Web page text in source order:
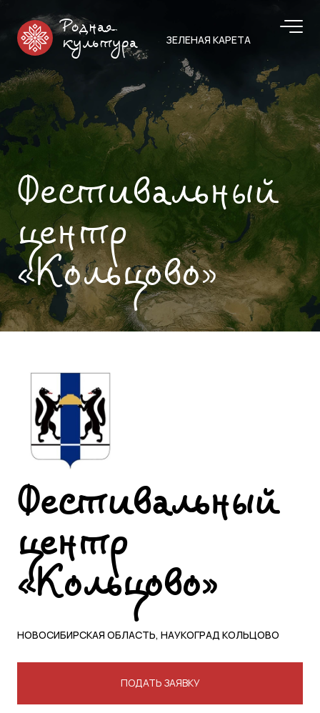
Родная
культура
ЗЕЛЕНАЯ КАРЕТА
Фестивальный
центр
«Кольцово»
Фестивальный
центр
«Кольцово»
НОВОСИБИРСКАЯ ОБЛАСТЬ, НАУКОГРАД КОЛЬЦОВО
ПОДАТЬ ЗАЯВКУ